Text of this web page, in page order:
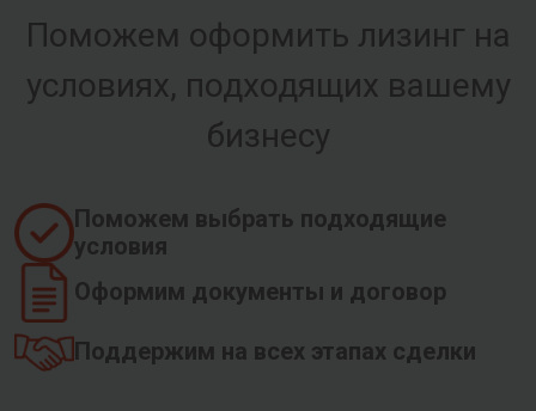
Поможем оформить лизинг на
условиях, подходящих вашему
бизнесу
Поможем выбрать подходящие
условия
Оформим документы и договор
Поддержим на всех этапах сделки